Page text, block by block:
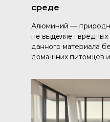
среде
Алюминий —
не выделяет
данного материала
домашних питомцев